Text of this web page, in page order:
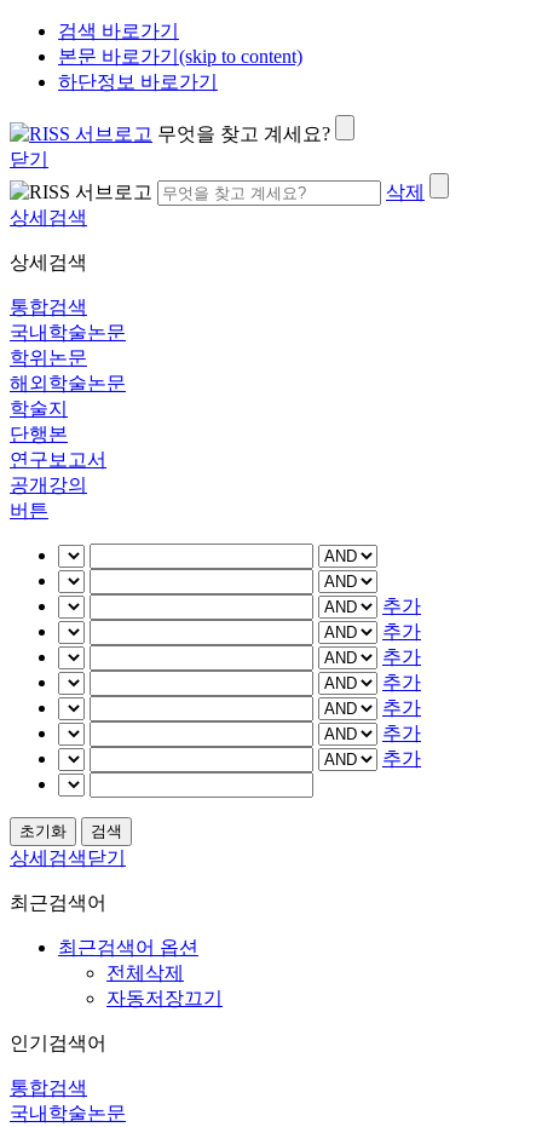
검색 바로가기
본문 바로가기(skip to content)
하단정보 바로가기
무엇을 찾고 계세요?
닫기
삭제
상세검색
상세검색
통합검색
국내학술논문
학위논문
해외학술논문
학술지
단행본
연구보고서
공개강의
버튼
추가
추가
추가
추가
추가
추가
추가
상세검색닫기
최근검색어
최근검색어 옵션
전체삭제
자동저장끄기
인기검색어
통합검색
국내학술논문